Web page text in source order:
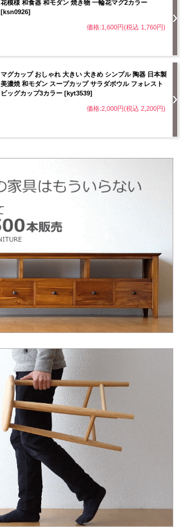
花模様 和食器 和モダン 焼き物 一輪花マグ2カラー
[ksn0926]
価格:1,600円(税込 1,760円)
マグカップ おしゃれ 大きい 大きめ シンプル 陶器 日本製
美濃焼 和モダン スープカップ サラダボウル フォレスト
ビッグカップ3カラー [kyt3539]
価格:2,000円(税込 2,200円)